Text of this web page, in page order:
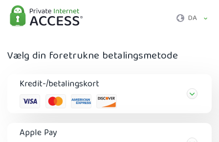
DA
Vælg din foretrukne betalingsmetode
Kredit-/betalingskort
Apple Pay